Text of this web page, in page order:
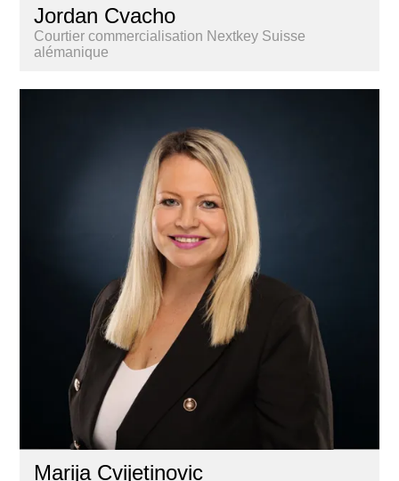
Jordan Cvacho
Courtier commercialisation Nextkey Suisse
alémanique
Marija Cvijetinovic